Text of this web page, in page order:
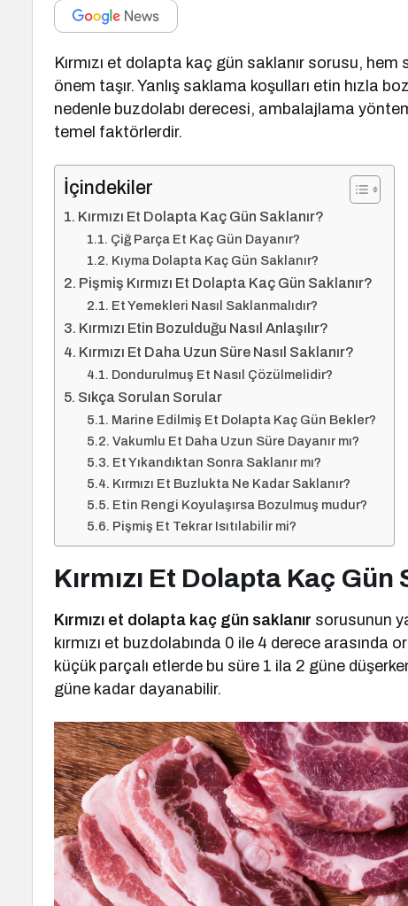
Kırmızı et dolapta kaç gün saklanır sorusu, hem
önem taşır. Yanlış saklama koşulları etin hızla
nedenle buzdolabı derecesi, ambalajlama
temel faktörlerdir.
İçindekiler
Kırmızı Et Dolapta Kaç Gün Saklanır?
Çiğ Parça Et Kaç Gün Dayanır?
Kıyma Dolapta Kaç Gün Saklanır?
Pişmiş Kırmızı Et Dolapta Kaç Gün Saklanır?
Et Yemekleri Nasıl Saklanmalıdır?
Kırmızı Etin Bozulduğu Nasıl Anlaşılır?
Kırmızı Et Daha Uzun Süre Nasıl Saklanır?
Dondurulmuş Et Nasıl Çözülmelidir?
Sıkça Sorulan Sorular
Marine Edilmiş Et Dolapta Kaç Gün Bekler?
Vakumlu Et Daha Uzun Süre Dayanır mı?
Et Yıkandıktan Sonra Saklanır mı?
Kırmızı Et Buzlukta Ne Kadar Saklanır?
Etin Rengi Koyulaşırsa Bozulmuş mudur?
Pişmiş Et Tekrar Isıtılabilir mi?
Kırmızı Et Dolapta Kaç Gün
Kırmızı et dolapta kaç gün saklanır sorusunun
kırmızı et buzdolabında 0 ile 4 derece
küçük parçalı etlerde bu süre 1 ila 2 güne
güne kadar dayanabilir.